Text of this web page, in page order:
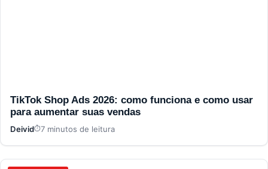
TikTok Shop Ads 2026: como funciona e como usar
para aumentar suas vendas
Deivid 7 minutos de leitura